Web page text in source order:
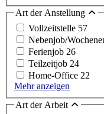
Art der Anstellung
Vollzeitstelle 57
Nebenjob/
Ferienjob 26
Teilzeitjob 24
Home-Office 22
Mehr anzeigen
Art der Arbeit